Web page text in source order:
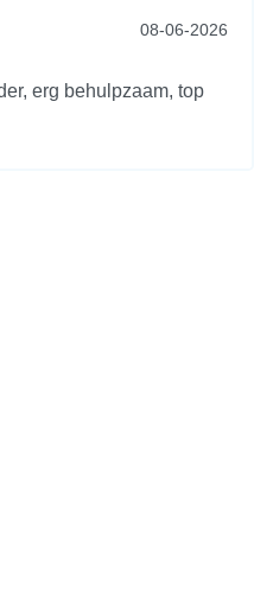
08-06-2026
erg behulpzaam, top